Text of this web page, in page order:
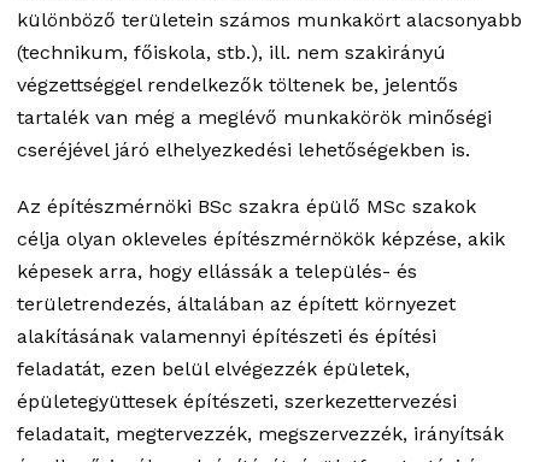
különböző területein számos munkakört alacsonyabb
(technikum, főiskola, stb.), ill. nem szakirányú
végzettséggel rendelkezők töltenek be, jelentős
tartalék van még a meglévő munkakörök minőségi
cseréjével járó elhelyezkedési lehetőségekben is.
Az építészmérnöki BSc szakra épülő MSc szakok
célja olyan okleveles építészmérnökök képzése, akik
képesek arra, hogy ellássák a település- és
területrendezés, általában az épített környezet
alakításának valamennyi építészeti és építési
feladatát, ezen belül elvégezzék épületek,
épületegyüttesek építészeti, szerkezettervezési
feladatait, megtervezzék, megszervezzék, irányítsák